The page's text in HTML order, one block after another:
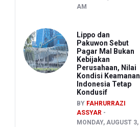
AM
Lippo dan
Pakuwon Sebut
Pagar Mal Bukan
Kebijakan
Perusahaan, Nilai
Kondisi Keamanan
Indonesia Tetap
Kondusif
BY FAHRURRAZI
ASSYAR
MONDAY, AUGUST 3,